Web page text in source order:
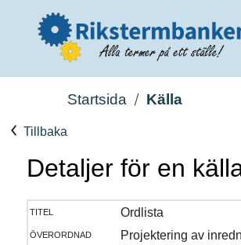
Startsida Källa
Tillbaka
Detaljer för en
titel
Ordlista
överordnad
Projektering av